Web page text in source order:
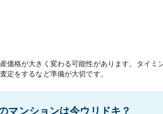
価格が大きく変わる可能性があります。タイミ
定をするなど準備が大切です。
マンションは今ウリドキ？